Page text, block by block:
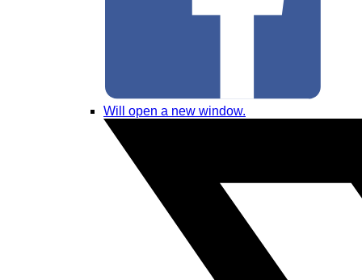
Will open a new window.